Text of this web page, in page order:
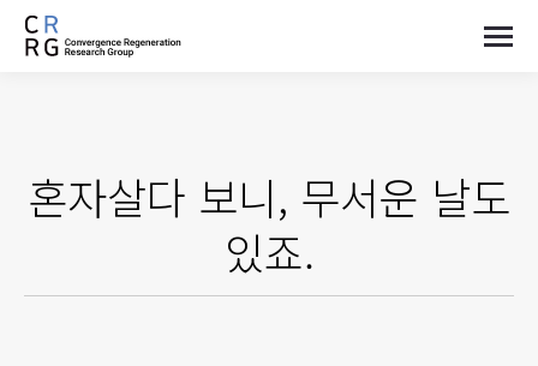
혼자살다 보니, 무서운 날도
있죠.